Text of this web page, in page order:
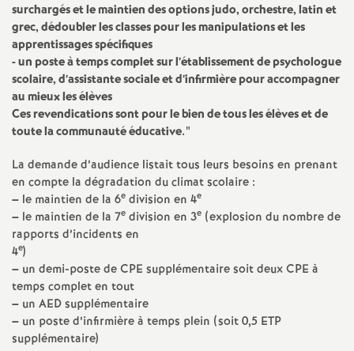
n
s
e
i
g
n
e
m
surchargés et le maintien des options judo, orchestre, latin et
grec, dédoubler les classes pour les manipulations et les
apprentissages spécifiques
- un poste à temps complet sur l’établissement de psychologue
scolaire, d’assistante sociale et d’infirmière pour accompagner
au mieux les élèves
Ces revendications sont pour le bien de tous les élèves et de
toute la communauté éducative."
La demande d’audience listait tous leurs besoins en prenant
en compte la dégradation du climat scolaire :
– le maintien de la 6e division en 4e
– le maintien de la 7e division en 3e (explosion du nombre de
rapports d’incidents en
4e)
– un demi-poste deCPE supplémentaire soit deuxCPE à
temps complet en tout
– un AEDsupplémentaire
– un poste d’infirmière à temps plein (soit 0,5 ETP
supplémentaire)